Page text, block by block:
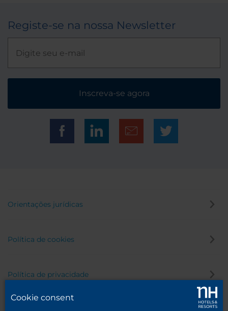
Registe-se na nossa Newsletter
Inscreva-se agora
Orientações jurídicas
Política de cookies
Política de privacidade
Cookie consent